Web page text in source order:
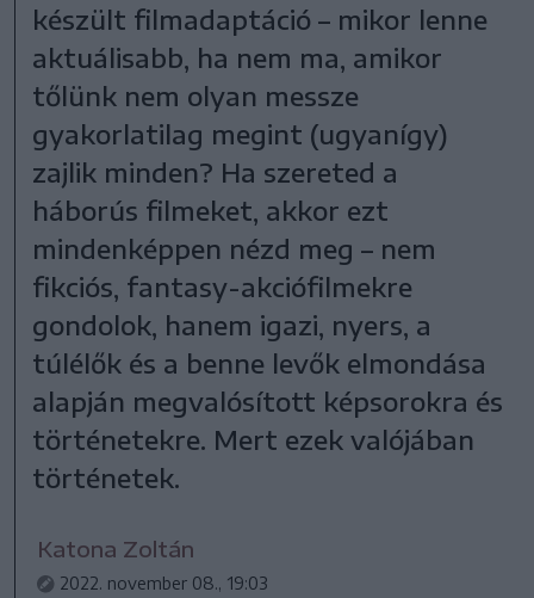
készült filmadaptáció – mikor lenne
aktuálisabb, ha nem ma, amikor
tőlünk nem olyan messze
gyakorlatilag megint (ugyanígy)
zajlik minden? Ha szereted a
háborús filmeket, akkor ezt
mindenképpen nézd meg – nem
fikciós, fantasy-akciófilmekre
gondolok, hanem igazi, nyers, a
túlélők és a benne levők elmondása
alapján megvalósított képsorokra és
történetekre. Mert ezek valójában
történetek.
Katona Zoltán
2022. november 08., 19:03